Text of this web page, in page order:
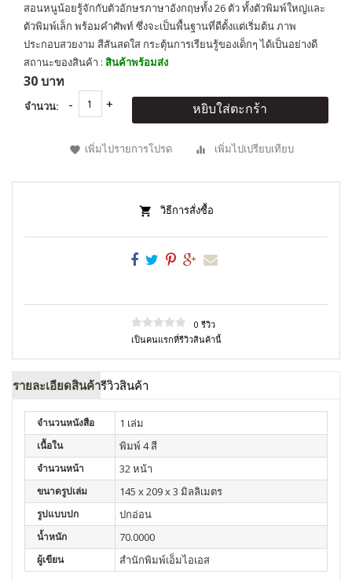
สอนหนูน้อยรู้จักกับตัวอักษรภาษาอังกฤษทั้ง 26 ตัว ทั้งตัวพิมพ์ใหญ่และ
ตัวพิมพ์เล็ก พร้อมคำศัพท์ ซึ่งจะเป็นพื้นฐานที่ดีตั้งแต่เริ่มต้น ภาพ
ประกอบสวยงาม สีสันสดใส กระตุ้นการเรียนรู้ของเด็กๆ ได้เป็นอย่างดี
สถานะของสินค้า : สินค้าพร้อมส่ง
30 บาท
จำนวน: หยิบใส่ตะกร้า
เพิ่มไปรายการโปรด เพิ่มไปเปรียบเทียบ
วิธีการสั่งซื้อ
0 รีวิว
เป็นคนแรกที่รีวิวสินค้านี้
รายละเอียดสินค้ารีวิวสินค้า
จำนวนหนังสือ 1 เล่ม
เนื้อใน พิมพ์ 4 สี
จำนวนหน้า 32 หน้า
ขนาดรูปเล่ม 145 x 209 x 3 มิลลิเมตร
รูปแบบปก ปกอ่อน
น้ำหนัก 70.0000
ผู้เขียน สำนักพิมพ์เอ็มไอเอส